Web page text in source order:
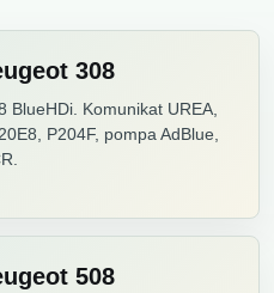
308
BlueHDi. Komunikat UREA,
P204F, pompa AdBlue,
508